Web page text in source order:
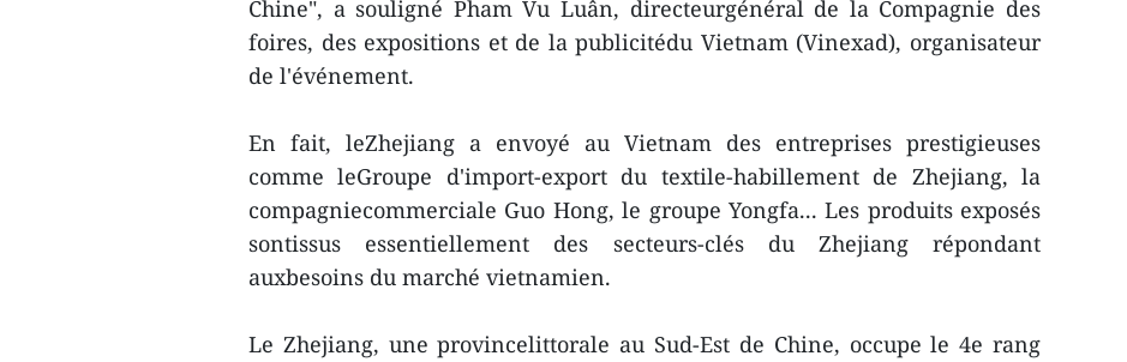
Chine", a souligné Pham Vu Luân, directeurgénéral de la Compagnie des
foires, des expositions et de la publicitédu Vietnam (Vinexad), organisateur
de l'événement.
En fait, leZhejiang a envoyé au Vietnam des entreprises prestigieuses
comme leGroupe d'import-export du textile-habillement de Zhejiang, la
compagniecommerciale Guo Hong, le groupe Yongfa... Les produits exposés
sontissus essentiellement des secteurs-clés du Zhejiang répondant
auxbesoins du marché vietnamien.
Le Zhejiang, une provincelittorale au Sud-Est de Chine, occupe le 4e rang